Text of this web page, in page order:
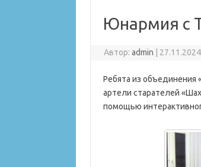
Юнармия с
Автор:admin 27.11.2024
Ребята из
артели старателей
помощью